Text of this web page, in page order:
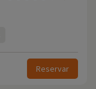
Reservar